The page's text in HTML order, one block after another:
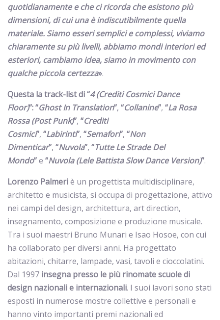
quotidianamente e che ci ricorda che esistono più
dimensioni, di cui una è indiscutibilmente quella
materiale. Siamo esseri semplici e complessi, viviamo
chiaramente su più livelli, abbiamo mondi interiori ed
esteriori, cambiamo idea, siamo in movimento con
qualche piccola certezza».
Questa la track-list di “4 (Crediti Cosmici Dance
Floor)”: “Ghost In Translation”, “Collanine”, “La Rosa
Rossa (Post Punk)”, “Crediti
Cosmici”, “Labirinti”, “Semafori”, “Non
Dimenticar”, “Nuvola”, “Tutte Le Strade Del
Mondo”e “Nuvola (Lele Battista Slow Dance Version)”.
Lorenzo Palmeriè un progettista multidisciplinare,
architetto e musicista, si occupa di progettazione, attivo
nei campi del design, architettura, art direction,
insegnamento, composizione e produzione musicale.
Tra i suoi maestri Bruno Munari e Isao Hosoe, con cui
ha collaborato per diversi anni. Ha progettato
abitazioni, chitarre, lampade, vasi, tavoli e cioccolatini.
Dal 1997 insegna presso le più rinomate scuole di
design nazionali e internazionali. I suoi lavori sono stati
esposti in numerose mostre collettive e personali e
hanno vinto importanti premi nazionali ed